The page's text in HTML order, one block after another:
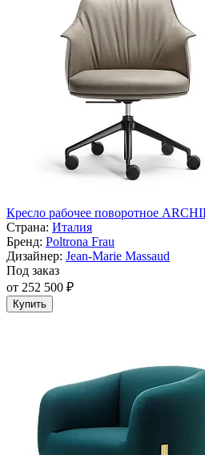
Кресло рабочее поворотное
Страна: Италия
Бренд: Poltrona Frau
Дизайнер: Jean-Marie Massaud
Под заказ
от 252 500 ₽
Купить